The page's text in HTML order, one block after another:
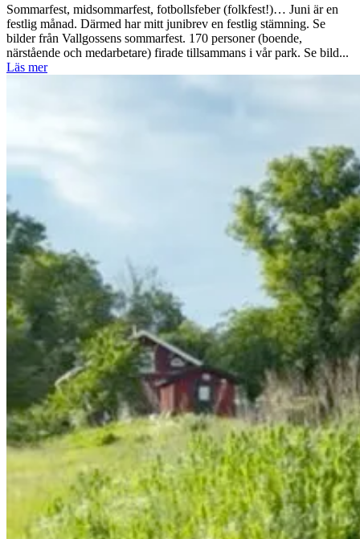
Sommarfest, midsommarfest, fotbollsfeber (folkfest!)… Juni är en
festlig månad. Därmed har mitt junibrev en festlig stämning. Se
bilder från Vallgossens sommarfest. 170 personer (boende,
närstående och medarbetare) firade tillsammans i vår park. Se bild...
Läs mer